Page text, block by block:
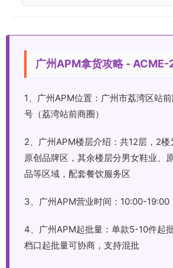
广州APM拿货攻略 - ACME-
1、广州APM位置：广州市荔湾区站
号（荔湾站前商圈）
2、广州APM楼层介绍：共12层，2
原创品牌区，其余楼层分男女鞋业、
品等区域，配套餐饮服务区
3、广州APM营业时间：10:00-19:00
4、广州APM起批量：单款5-10件起
档口起批量可协商，支持混批